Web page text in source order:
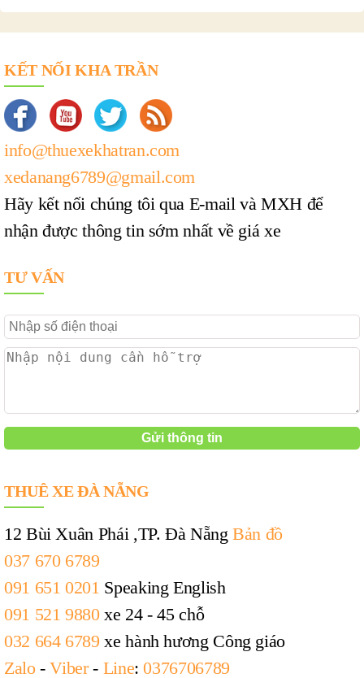
KẾT NỐI KHA TRẦN
info@thuexekhatran.com
xedanang6789@gmail.com
Hãy kết nối chúng tôi qua E-mail và MXH để
nhận được thông tin sớm nhất về giá xe
TƯ VẤN
THUÊ XE ĐÀ NẴNG
12 Bùi Xuân Phái ,TP. Đà NẵngBản đồ
037 670 6789
091 651 0201 Speaking English
091 521 9880xe 24 - 45 chỗ
032 664 6789 xe hành hương Công giáo
Zalo-Viber- Line: 0376706789